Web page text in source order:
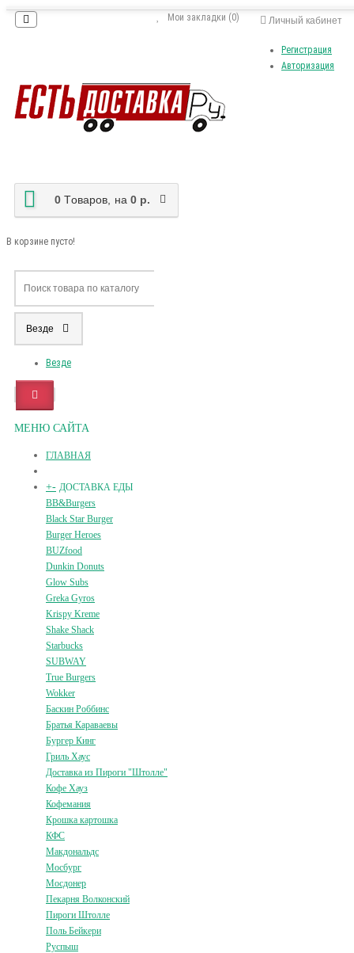
Личный кабинет
Регистрация
Авторизация
Мои закладки (0)
0 Tоваров, на 0 р.
В корзине пусто!
Везде
Везде
МЕНЮ САЙТА
ГЛАВНАЯ
+- ДОСТАВКА ЕДЫ
BB&Burgers
Black Star Burger
Burger Heroes
BUZfood
Dunkin Donuts
Glow Subs
Greka Gyros
Krispy Kreme
Shake Shack
Starbucks
SUBWAY
True Burgers
Wokker
Баскин Роббинс
Братья Караваевы
Бургер Кинг
Гриль Хаус
Доставка из Пироги "Штолле"
Кофе Хауз
Кофемания
Крошка картошка
КФС
Макдональдс
Мосбург
Мосдонер
Пекарня Волконский
Пироги Штолле
Поль Бейкери
Руспыш